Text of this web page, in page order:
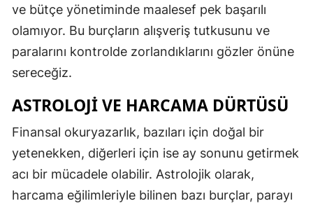
ve bütçe yönetiminde maalesef pek başarılı
olamıyor. Bu burçların alışveriş tutkusunu ve
paralarını kontrolde zorlandıklarını gözler önüne
sereceğiz.
ASTROLOJI VE HARCAMA DÜRTÜSÜ
Finansal okuryazarlık, bazıları için doğal bir
yetenekken, diğerleri için ise ay sonunu getirmek
acı bir mücadele olabilir. Astrolojik olarak,
harcama eğilimleriyle bilinen bazı burçlar, parayı